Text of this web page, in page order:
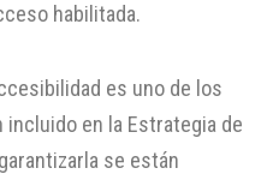
habilitada.
es uno de los
incluido en la Estrategia de
se están